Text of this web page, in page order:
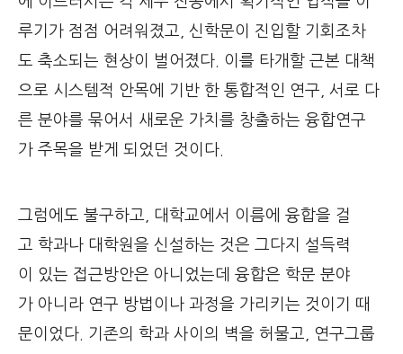
루기가 점점 어려워졌고, 신학문이 진입할 기회조차
도 축소되는 현상이 벌어졌다. 이를 타개할 근본 대책
으로 시스템적 안목에 기반 한 통합적인 연구, 서로 다
른 분야를 묶어서 새로운 가치를 창출하는 융합연구
가 주목을 받게 되었던 것이다.
그럼에도 불구하고, 대학교에서 이름에 융합을 걸
고 학과나 대학원을 신설하는 것은 그다지 설득력
이 있는 접근방안은 아니었는데 융합은 학문 분야
가 아니라 연구 방법이나 과정을 가리키는 것이기 때
문이었다. 기존의 학과 사이의 벽을 허물고, 연구그룹